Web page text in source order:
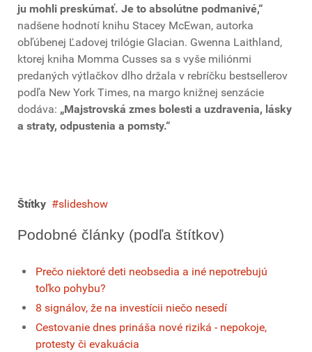
ju mohli preskúmať. Je to absolútne podmanivé,“
nadšene hodnotí knihu Stacey McEwan, autorka
obľúbenej Ľadovej trilógie Glacian. Gwenna Laithland,
ktorej kniha Momma Cusses sa s vyše miliónmi
predaných výtlačkov dlho držala v rebríčku bestsellerov
podľa New York Times, na margo knižnej senzácie
dodáva: „Majstrovská zmes bolesti a uzdravenia, lásky
a straty, odpustenia a pomsty.“
Štítky slideshow
Podobné články (podľa štítkov)
Prečo niektoré deti neobsedia a iné nepotrebujú
toľko pohybu?
8 signálov, že na investícii niečo nesedí
Cestovanie dnes prináša nové riziká - nepokoje,
protesty či evakuácia